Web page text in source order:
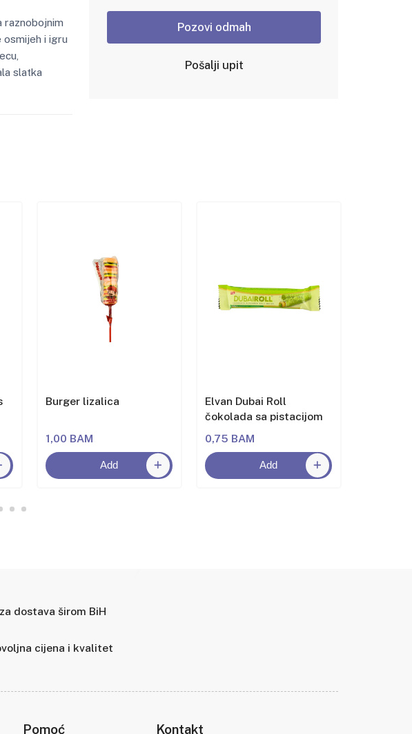
raznobojnim
osmijeh i igru
slatka
Pozovi odmah
Pošalji upit
Burger lizalica
1,00 BAM
Add
Elvan Dubai Roll
čokolada sa pistacijom
0,75 BAM
Add
dostava širom BiH
cijena i kvalitet
Pomoć Kontakt